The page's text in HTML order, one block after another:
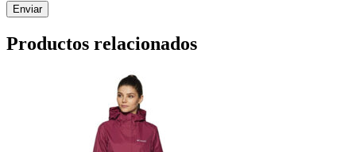
Productos relacionados